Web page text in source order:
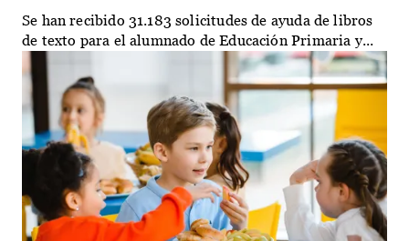
Se han recibido 31.183 solicitudes de ayuda de libros
de texto para el alumnado de Educación Primaria y...